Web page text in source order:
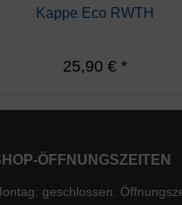
Kappe Eco RWTH
25,90 € *
ÖFFNUNGSZEITEN
geschlossen.